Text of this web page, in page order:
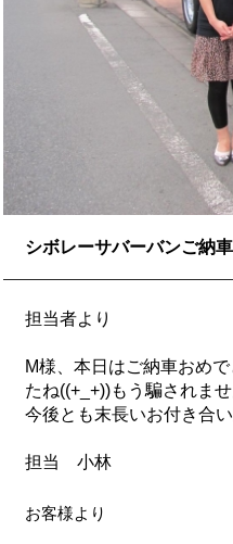
シボレーサバーバンご納
担当者より
M様、本日はご納車おめ
たね((+_+))もう騙されま
今後とも末長いお付き合
担当 小林
お客様より